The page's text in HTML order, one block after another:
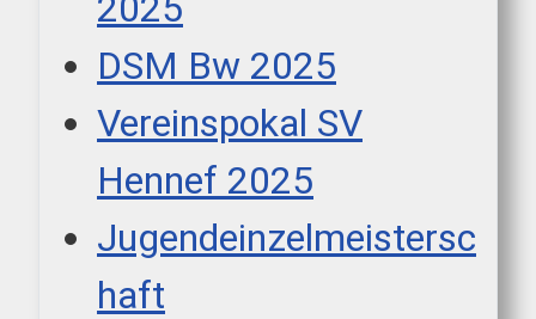
DSM Bw 2025
Vereinspokal SV
Hennef 2025
Jugendeinzelmeistersc
haft